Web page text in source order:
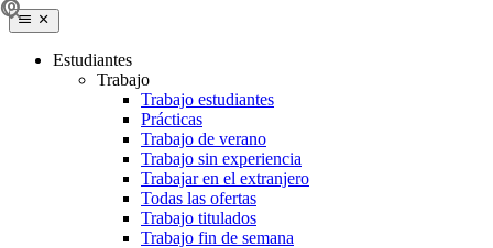
Estudiantes
Trabajo
Trabajo estudiantes
Prácticas
Trabajo de verano
Trabajo sin experiencia
Trabajar en el extranjero
Todas las ofertas
Trabajo titulados
Trabajo fin de semana